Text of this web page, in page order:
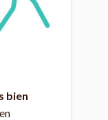
bien